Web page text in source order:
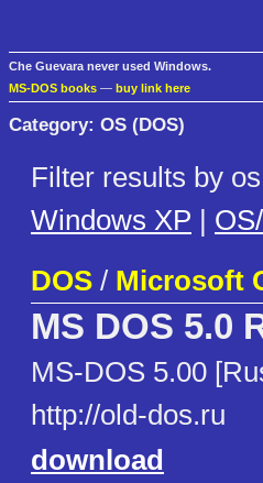
Che Guevara never used Windows.
MS-DOS books — buy link here
Category: OS (DOS)
Filter results by
Windows XP |
DOS / Microsoft
MS DOS 5.0
MS-DOS 5.00
http://old-dos.ru
download